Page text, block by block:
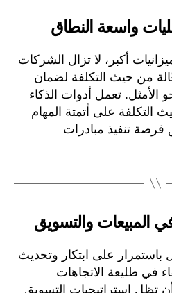
واسعة النطاق
أكبر، لا تزال الشركات
من حيث التكلفة لضمان
الأمثل. تعمل أدوات الذكاء
التكلفة على أتمتة المهام
فرصة تنفيذ مبادرات
في المبيعات والتسويق
باستمرار على ابتكار وتحديث
في طليعة الاتجاهات
تظل استراتيجيات التسويق